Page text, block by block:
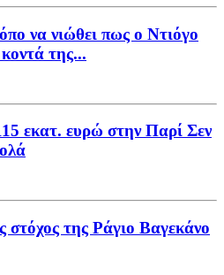
να νιώθει πως ο Ντιόγο
της...
εκατ. ευρώ στην Παρί Σεν
στόχος της Ράγιο Βαγεκάνο